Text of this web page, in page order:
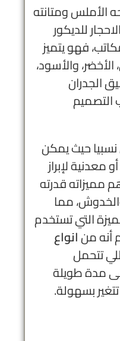
الأملس ومتانته
للديكور
فهو يتميز
الأخضر، والأسود،
الجدران
التصميم
نسبيا حيث يمكن
لإبراز
مميزاته قدرته
مما
التي تستخدم
أنه منانواع
تتحمل
مدة طويلة
بسهولة.